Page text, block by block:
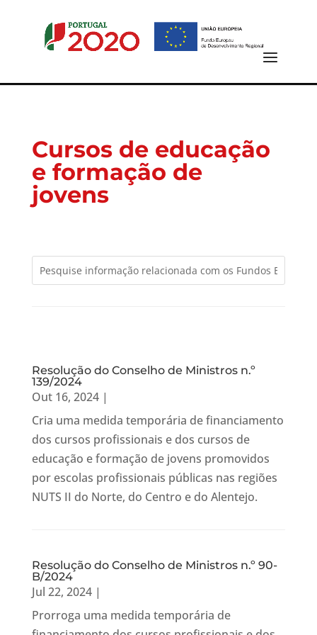
Cursos de educação
e formação de
jovens
Resolução do Conselho de Ministros n.º
139/2024
Out 16, 2024|
Cria uma medida temporária de financiamento
dos cursos profissionais e dos cursos de
educação e formação de jovens promovidos
por escolas profissionais públicas nas regiões
NUTS II do Norte, do Centro e do Alentejo.
Resolução do Conselho de Ministros n.º 90-
B/2024
Jul 22, 2024|
Prorroga uma medida temporária de